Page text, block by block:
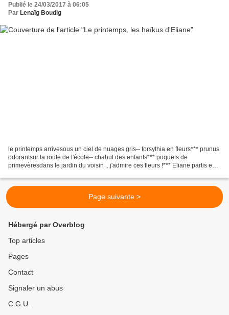
Publié le 24/03/2017 à 06:05
Par Lenaïg Boudig
le printemps arrivesous un ciel de nuages gris-- forsythia en fleurs*** prunus
odorantsur la route de l'école-- chahut des enfants*** poquets de
primevèresdans le jardin du voisin ...j'admire ces fleurs !*** Eliane partis en
Page suivante >
Hébergé par Overblog
Top articles
Pages
Contact
Signaler un abus
C.G.U.